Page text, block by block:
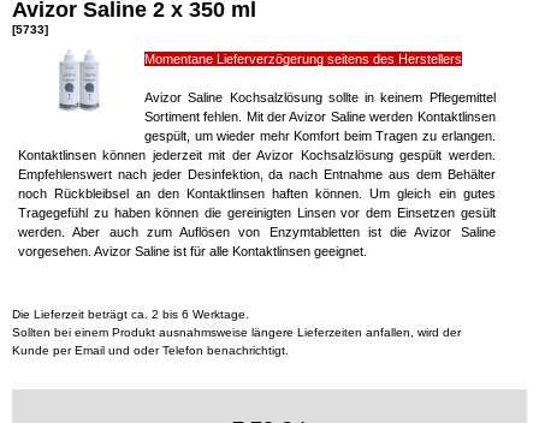
Avizor Saline 2 x 350 ml
[5733]
Momentane Lieferverzögerung seitens des Herstellers
Avizor Saline Kochsalzlösung sollte in keinem Pflegemittel
Sortiment fehlen. Mit der Avizor Saline werden Kontaktlinsen
gespült, um wieder mehr Komfort beim Tragen zu erlangen.
Kontaktlinsen können jederzeit mit der Avizor Kochsalzlösung gespült werden.
Empfehlenswert nach jeder Desinfektion, da nach Entnahme aus dem Behälter
noch Rückbleibsel an den Kontaktlinsen haften können. Um gleich ein gutes
Tragegefühl zu haben können die gereinigten Linsen vor dem Einsetzen gesült
werden. Aber auch zum Auflösen von Enzymtabletten ist die Avizor Saline
vorgesehen. Avizor Saline ist für alle Kontaktlinsen geeignet.
Die Lieferzeit beträgt ca. 2 bis 6 Werktage.
Sollten bei einem Produkt ausnahmsweise längere Lieferzeiten anfallen, wird der
Kunde per Email und oder Telefon benachrichtigt.